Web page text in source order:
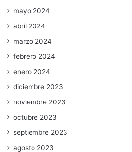
mayo 2024
abril 2024
marzo 2024
febrero 2024
enero 2024
diciembre 2023
noviembre 2023
octubre 2023
septiembre 2023
agosto 2023